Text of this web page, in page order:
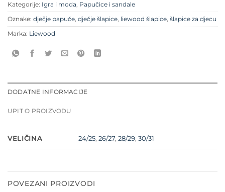
Kategorije: Igra i moda, Papučice i sandale
Oznake: dječje papuče, dječje šlapice, liewood šlapice, šlapice za djecu
Marka: Liewood
DODATNE INFORMACIJE
UPIT O PROIZVODU
VELIČINA 24/25,26/27,28/29,30/31
POVEZANI PROIZVODI